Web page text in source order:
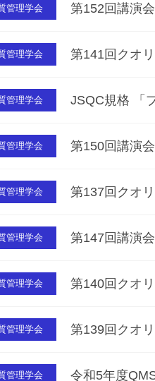
管理学会 第152回講演
管理学会 第141回クオ
管理学会 JSQC規格 「
管理学会 第150回講演
管理学会 第137回クオ
管理学会 第147回講演会
管理学会 第140回クオ
管理学会 第139回クオ
管理学会 令和5年度